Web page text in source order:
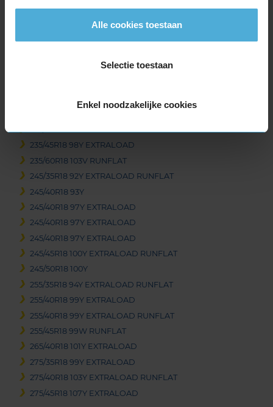
Alle cookies toestaan
Selectie toestaan
Enkel noodzakelijke cookies
225/45R18 95Y EXTRALOAD
225/50R18 99Y EXTRALOAD
235/45R18 98Y EXTRALOAD
235/60R18 103V RUNFLAT
245/35R18 92Y EXTRALOAD RUNFLAT
245/40R18 93Y
245/40R18 97Y EXTRALOAD
245/40R18 97Y EXTRALOAD
245/40R18 97Y EXTRALOAD
245/45R18 100Y EXTRALOAD RUNFLAT
245/50R18 100Y
255/35R18 94Y EXTRALOAD RUNFLAT
255/40R18 99Y EXTRALOAD
255/40R18 99Y EXTRALOAD RUNFLAT
255/45R18 99W RUNFLAT
265/40R18 101Y EXTRALOAD
275/35R18 99Y EXTRALOAD
275/40R18 103Y EXTRALOAD RUNFLAT
275/45R18 107Y EXTRALOAD